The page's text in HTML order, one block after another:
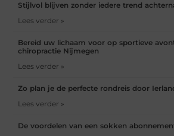
Stijlvol blijven zonder iedere trend
Lees verder »
Bereid uw lichaam voor op sportieve
chiropractie Nijmegen
Lees verder »
Zo plan je de perfecte rondreis door
Lees verder »
De voordelen van een sokken